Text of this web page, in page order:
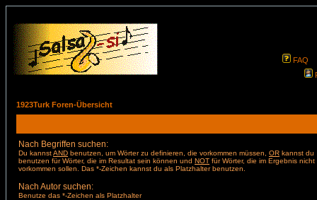
FAQ
1923Turk Foren-Übersicht
Nach Begriffen suchen:
Du kannstAND benutzen, um Wörter zu definieren, die vorkommen müssen, OR kannst du
benutzen für Wörter, die im Resultat sein können und NOT für Wörter, die im Ergebnis nicht
vorkommen sollen. Das *-Zeichen kannst du als Platzhalter benutzen.
Nach Autor suchen:
Benutze das *-Zeichen als Platzhalter